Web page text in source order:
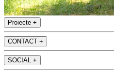
Proiecte +
CONTACT +
SOCIAL +